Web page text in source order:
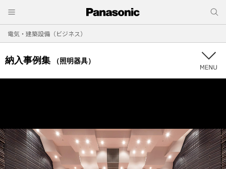
電気・建築設備（ビジネス）
納入事例集 （照明器具）